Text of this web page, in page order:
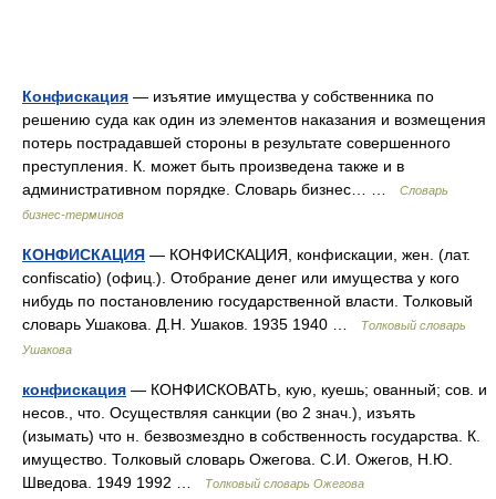
Конфискация — изъятие имущества у собственника по
решению суда как один из элементов наказания и возмещения
потерь пострадавшей стороны в результате совершенного
преступления. К. может быть произведена также и в
административном порядке. Словарь бизнес… …
Словарь
бизнес-терминов
КОНФИСКАЦИЯ — КОНФИСКАЦИЯ, конфискации, жен. (лат.
confiscatio) (офиц.). Отобрание денег или имущества у кого
нибудь по постановлению государственной власти. Толковый
словарь Ушакова. Д.Н. Ушаков. 1935 1940 …
Толковый словарь
Ушакова
конфискация — КОНФИСКОВАТЬ, кую, куешь; ованный; сов. и
несов., что. Осуществляя санкции (во 2 знач.), изъять
(изымать) что н. безвозмездно в собственность государства. К.
имущество. Толковый словарь Ожегова. С.И. Ожегов, Н.Ю.
Шведова. 1949 1992 …
Толковый словарь Ожегова